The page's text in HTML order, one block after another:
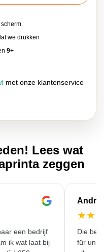
we drukken
9+
met onze klantenservice
Lees wat
zeggen
een bedrijf
ik wat laat bij
★★
Die
für